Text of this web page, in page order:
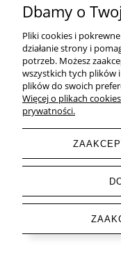
Płatności i
Informacje
O nas
Dbamy o
Pliki cookies i
działanie strony i
potrzeb. Możesz
wszystkich tych plików
plików do swoich
Więcej o plikach
prywatności.